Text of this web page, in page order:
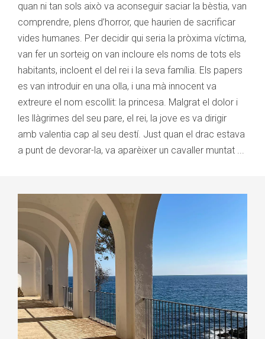
quan ni tan sols això va aconseguir saciar la bèstia, van
comprendre, plens d’horror, que haurien de sacrificar
vides humanes. Per decidir qui seria la pròxima víctima,
van fer un sorteig on van incloure els noms de tots els
habitants, incloent el del rei i la seva família. Els papers
es van introduir en una olla, i una mà innocent va
extreure el nom escollit: la princesa. Malgrat el dolor i
les llàgrimes del seu pare, el rei, la jove es va dirigir
amb valentia cap al seu destí. Just quan el drac estava
a punt de devorar-la, va aparèixer un cavaller muntat ...